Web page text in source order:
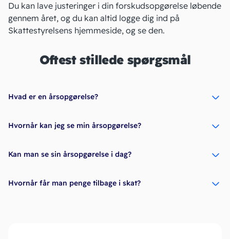
Du kan lave justeringer i din forskudsopgørelse løbende
gennem året, og du kan altid logge dig ind på
Skattestyrelsens hjemmeside, og se den.
Oftest stillede spørgsmål
Hvad er en årsopgørelse?
Hvornår kan jeg se min årsopgørelse?
Kan man se sin årsopgørelse i dag?
Hvornår får man penge tilbage i skat?